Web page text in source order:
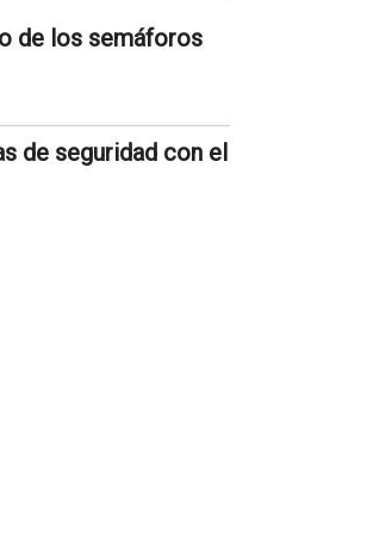
de los semáforos
de seguridad con el